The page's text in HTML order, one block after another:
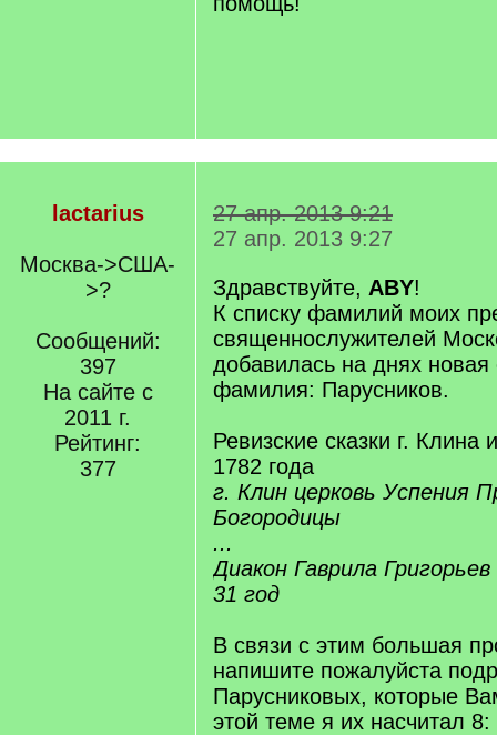
lactarius
Москва->США-
>?
Сообщений:
397
На сайте с
2011 г.
Рейтинг:
377
27 апр. 2013 9:21
27 апр. 2013 9:27
Здравствуйте, ABY!
К списку фамилий моих
священнослужителей
добавилась на днях новая
фамилия: Парусников.
Ревизские сказки г. Клина
1782 года
г. Клин церковь Успения
Богородицы
...
Диакон Гаврила
31 год
В связи с этим большая
напишите пожалуйста
Парусниковых, которые
этой теме я их насчитал 8: